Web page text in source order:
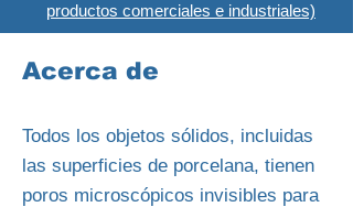
productos comerciales e industriales)
Acerca de
Todos los objetos sólidos, incluidas
las superficies de porcelana, tienen
poros microscópicos invisibles para